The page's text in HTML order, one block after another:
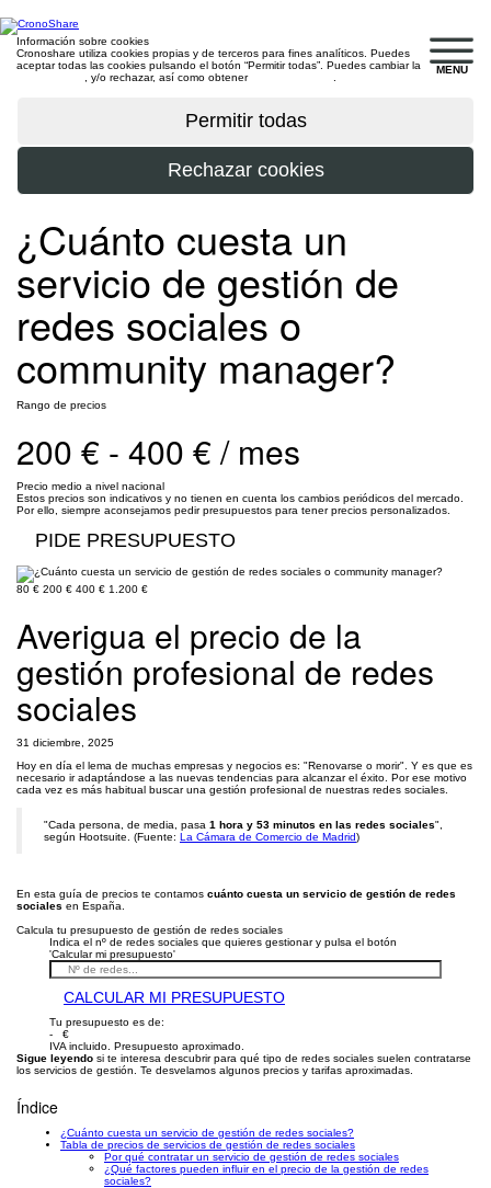
MENU
Información sobre cookies
Cronoshare utiliza cookies propias y de terceros para fines analíticos. Puedes
aceptar todas las cookies pulsando el botón “Permitir todas”. Puedes cambiar la
, y/o rechazar, así como obtener
¿Cuánto cuesta un
servicio de gestión de
redes sociales o
community manager?
Rango de precios
200 € - 400 € / mes
Precio medio a nivel nacional
Estos precios son indicativos y no tienen en cuenta los cambios periódicos del mercado.
Por ello, siempre aconsejamos pedir presupuestos para tener precios personalizados.
PIDE PRESUPUESTO
80 € 200 € 400 € 1.200 €
Averigua el precio de la
gestión profesional de redes
sociales
31 diciembre, 2025
Hoy en día el lema de muchas empresas y negocios es: "Renovarse o morir". Y es que es
necesario ir adaptándose a las nuevas tendencias para alcanzar el éxito. Por ese motivo
cada vez es más habitual buscar una gestión profesional de nuestras redes sociales.
"Cada persona, de media, pasa 1 hora y 53 minutos en las redes sociales",
según Hootsuite. (Fuente: La Cámara de Comercio de Madrid)
En esta guía de precios te contamos cuánto cuesta un servicio de gestión de redes
sociales en España.
Calcula tu presupuesto de gestión de redes sociales
Indica el nº de redes sociales que quieres gestionar y pulsa el botón
'Calcular mi presupuesto'
CALCULAR MI PRESUPUESTO
Tu presupuesto es de:
- €
IVA incluido. Presupuesto aproximado.
Sigue leyendo si te interesa descubrir para qué tipo de redes sociales suelen contratarse
los servicios de gestión. Te desvelamos algunos precios y tarifas aproximadas.
Índice
¿Cuánto cuesta un servicio de gestión de redes sociales?
Tabla de precios de servicios de gestión de redes sociales
Por qué contratar un servicio de gestión de redes sociales
¿Qué factores pueden influir en el precio de la gestión de redes
sociales?